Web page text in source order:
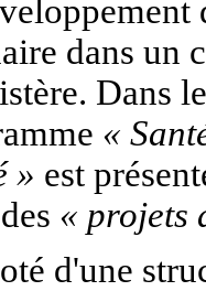
dans
Dans
«
» est
« projets
d'une